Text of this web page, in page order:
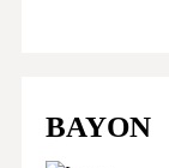
BAYON